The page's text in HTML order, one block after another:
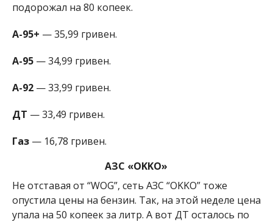
подорожал на 80 копеек.
А-95+ — 35,99 гривен.
А-95— 34,99 гривен.
А-92— 33,99 гривен.
ДТ — 33,49 гривен.
Газ— 16,78 гривен.
АЗС «OKKO»
Не отставая от “WOG”, сеть АЗС “OKKO” тоже
опустила цены на бензин. Так, на этой неделе цена
упала на 50 копеек за литр. А вот ДТ осталось по